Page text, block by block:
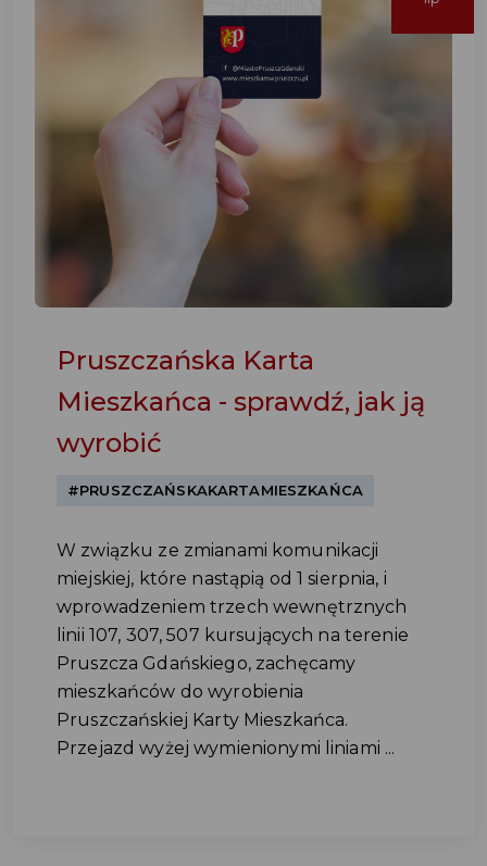
Pruszczańska Karta
Mieszkańca - sprawdź, jak ją
wyrobić
#PRUSZCZAŃSKAKARTAMIESZKAŃCA
W związku ze zmianami komunikacji
miejskiej, które nastąpią od 1 sierpnia, i
wprowadzeniem trzech wewnętrznych
linii 107, 307, 507 kursujących na terenie
Pruszcza Gdańskiego, zachęcamy
mieszkańców do wyrobienia
Pruszczańskiej Karty Mieszkańca.
Przejazd wyżej wymienionymi liniami ...